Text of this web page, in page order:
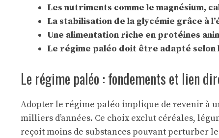
Les nutriments comme le magnésium,
La stabilisation de la glycémie grâce à
Une alimentation riche en protéines
Le régime paléo doit être adapté
Le régime paléo : fondements et lien
Adopter le régime paléo implique de revenir à
milliers d’années. Ce choix exclut céréales,
reçoit moins de substances pouvant perturber